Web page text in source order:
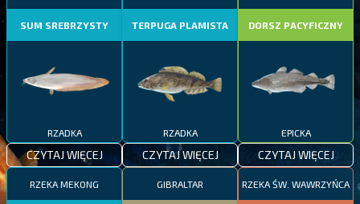
SUM SREBRZYSTY
RZADKA
CZYTAJ WIĘCEJ
TERPUGA PLAMISTA
RZADKA
CZYTAJ WIĘCEJ
DORSZ PACYFICZNY
EPICKA
CZYTAJ WIĘCEJ
RZEKA MEKONG GIBRALTAR RZEKA ŚW. WAWRZYŃCA